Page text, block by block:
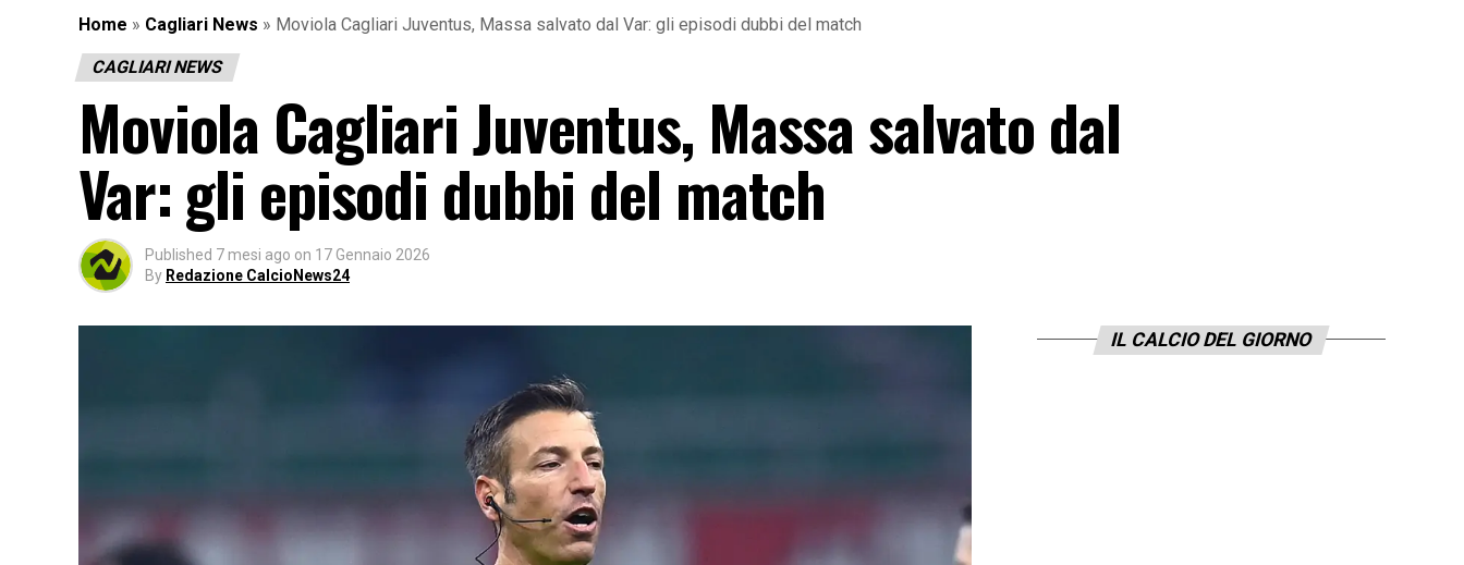
Home » Cagliari News » Moviola Cagliari Juventus, Massa salvato dal Var: gli episodi dubbi del match
CAGLIARI NEWS
Moviola Cagliari Juventus, Massa salvato dal
Var: gli episodi dubbi del match
Published 7 mesi ago on 17 Gennaio 2026
By Redazione CalcioNews24
IL CALCIO DEL GIORNO